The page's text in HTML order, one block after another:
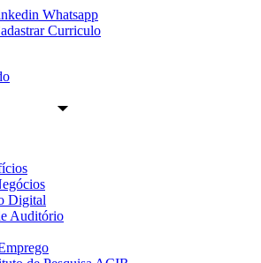
Whatsapp
Curriculo
Digital
Auditório